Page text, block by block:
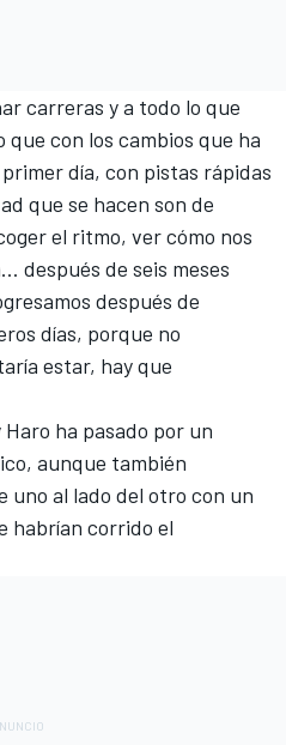
carreras y a todo lo que
con los cambios que ha
día, con pistas rápidas
que se hacen son de
el ritmo, ver cómo nos
después de seis meses
después de
días, porque no
estar, hay que
ha pasado por un
aunque también
uno al lado del otro con un
habrían corrido el